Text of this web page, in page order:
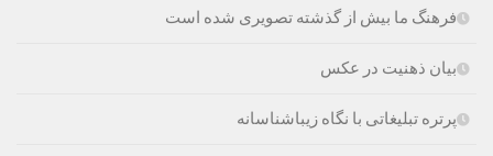
فرهنگ ما بیش از گذشته تصویری شده است
بیان ذهنیت در عکس
پرتره تبلیغاتی با نگاه زیباشناسانه